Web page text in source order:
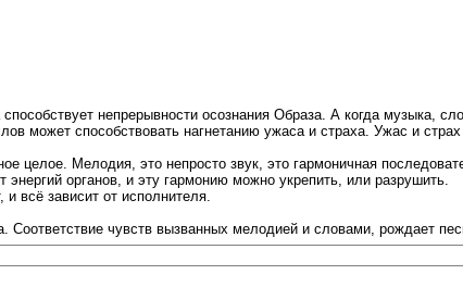
непрерывности осознания Образа. А когда музыка,
может способствовать нагнетанию ужаса и страха. Ужас и
Мелодия, это непросто звук, это гармоничная
органов, и эту гармонию можно укрепить, или разрушить.
всё зависит от исполнителя.
Соответствие чувств вызванных мелодией и словами, рождает